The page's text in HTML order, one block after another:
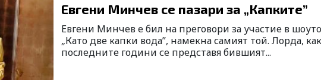
Евгени Минчев се пазари за „Капките”
Евгени Минчев е бил на преговори за участие в шоуто
„Като две капки вода”, намекна самият той. Лорда,
последните години се представя бившият...